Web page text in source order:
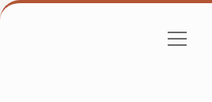
Gizlilik Politikası
menüyü